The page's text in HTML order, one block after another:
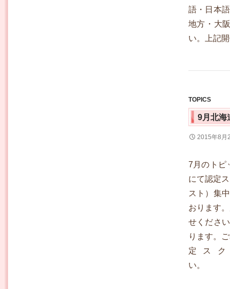
語・日本
地方・大
い。上記
TOPICS
9月北海
2015年8月
7月のトピ
にて認定
スト）集
おります
せくださ
ります。
定ス